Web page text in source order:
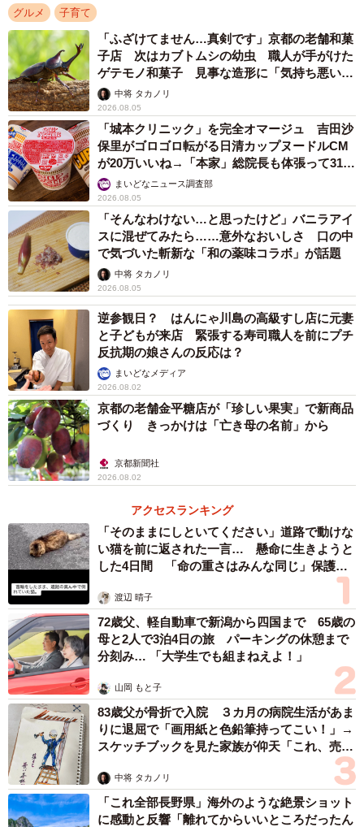
グルメ 子育て
「ふざけてません…真剣です」京都の老舗和菓
子店 次はカブトムシの幼虫 職人が手がけた
ゲテモノ和菓子 見事な造形に「気持ち悪いく
らいリアル」
中将 タカノリ
2026.08.05
「城本クリニック」を完全オマージュ 吉田沙
保里がゴロゴロ転がる日清カップヌードルCM
が20万いいね→「本家」総院長も体張って31万
いいねまいどなニュース調査部
2026.08.05
「そんなわけない…と思ったけど」バニラアイ
スに混ぜてみたら……意外なおいしさ 口の中
で気づいた斬新な「和の薬味コラボ」が話題
中将 タカノリ
2026.08.05
逆参観日？ はんにゃ川島の高級すし店に元妻
と子どもが来店 緊張する寿司職人を前にプチ
反抗期の娘さんの反応は？
まいどなメディア
2026.08.02
京都の老舗金平糖店が「珍しい果実」で新商品
づくり きっかけは「亡き母の名前」から
京都新聞社
2026.08.02
アクセスランキング
「そのままにしといてください」道路で動けな
い猫を前に返された一言… 懸命に生きようと
した4日間 「命の重さはみんな同じ」保護団
渡辺 晴子
72歳父、軽自動車で新潟から四国まで 65歳の
母と2人で3泊4日の旅 パーキングの休憩まで
分刻み… 「大学生でも組まねえよ！」
山岡 もと子
83歳父が骨折で入院 ３カ月の病院生活があま
りに退屈で「画用紙と色鉛筆持ってこい！」→
スケッチブックを見た家族が仰天「これ、売れ
中将 タカノリ
「これ全部長野県」海外のような絶景ショット
に感動と反響「離れてからいいところだったん